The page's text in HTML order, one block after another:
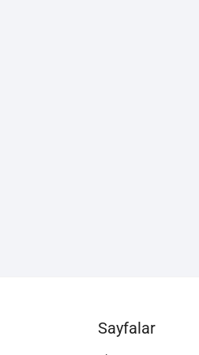
Sayfalar